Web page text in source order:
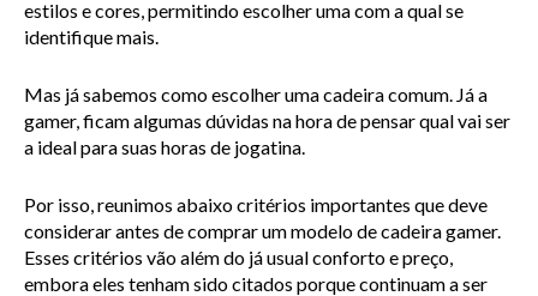
estilos e cores, permitindo escolher uma com a qual se
identifique mais.
Mas já sabemos como escolher uma cadeira comum. Já a
gamer, ficam algumas dúvidas na hora de pensar qual vai ser
a ideal para suas horas de jogatina.
Por isso, reunimos abaixo critérios importantes que deve
considerar antes de comprar um modelo de cadeira gamer.
Esses critérios vão além do já usual conforto e preço,
embora eles tenham sido citados porque continuam a ser